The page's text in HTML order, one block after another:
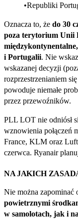
Republiki
Oznacza to, że do 30
poza terytorium Unii
i Portugalii. Nie
wskazanej decyzji
rozprzestrzenianiem
powoduje niemałe
przez przewoźników.
PLL LOT nie odniósł
wznowienia połączeń
France, KLM oraz
czerwca. Ryanair
NA JAKICH
Nie można zapominać
powietrznymi
w samolotach, jak i